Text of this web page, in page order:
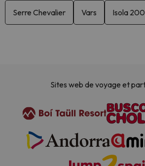
Serre Chevalier Vars Isola
Sites web de voyage et